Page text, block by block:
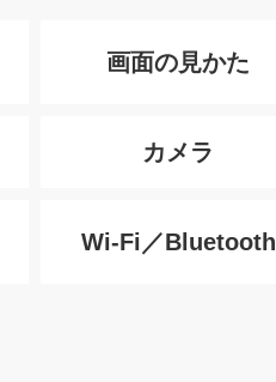
画面の見かた
カメラ
Wi-Fi／Bluetooth